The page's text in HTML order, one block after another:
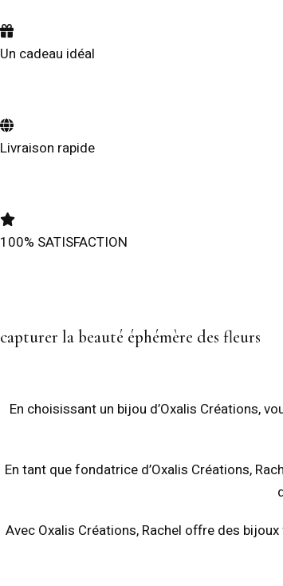
Un cadeau idéal
Livraison rapide
100% SATISFACTION
capturer la beauté éphémère des fleurs
En choisissant un bijou d’Oxalis Créations,
En tant que fondatrice d’Oxalis Créations,
Avec Oxalis Créations, Rachel offre des